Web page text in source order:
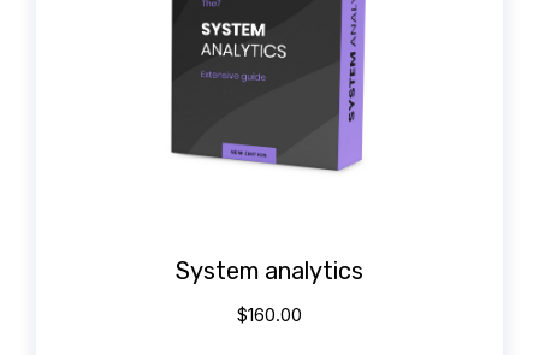
System analytics
$160.00